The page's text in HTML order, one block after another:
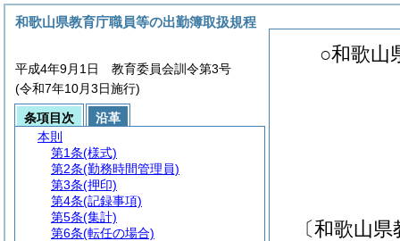
○和歌山
〔和歌山
和歌山県教育庁職員等の出勤簿取扱規程
平成4年9月1日 教育委員会訓令第3号
(令和7年10月3日施行)
条項目次
沿革
本則
第1条(様式)
第2条(勤務時間管理員)
第3条(押印)
第4条(記録事項)
第5条(集計)
第6条(転任の場合)